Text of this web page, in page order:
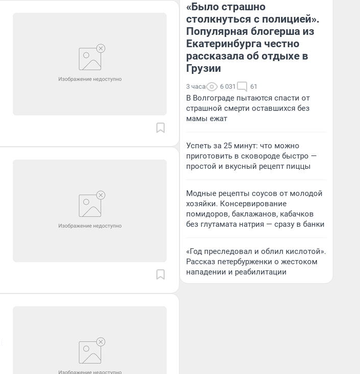
«Было страшно
столкнуться с полицией».
Популярная блогерша из
Екатеринбурга честно
рассказала об отдыхе в
Грузии
3 часа 6 031 61
В Волгограде пытаются спасти от
страшной смерти оставшихся без
мамы ежат
Успеть за 25 минут: что можно
приготовить в сковороде быстро —
простой и вкусный рецепт пиццы
Модные рецепты соусов от молодой
хозяйки. Консервирование
помидоров, баклажанов, кабачков
без глутамата натрия — сразу в банки
«Год преследовал и облил кислотой».
Рассказ петербурженки о жестоком
нападении и реабилитации